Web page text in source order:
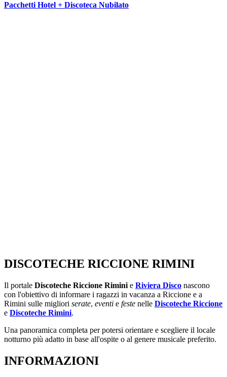
Pacchetti Hotel + Discoteca Nubilato
DISCOTECHE RICCIONE RIMINI
Il portale Discoteche Riccione Rimini e Riviera Disco nascono
con l'obiettivo di informare i ragazzi in vacanza a Riccione e a
Rimini sulle migliori serate, eventi e feste nelle Discoteche Riccione
e Discoteche Rimini.
Una panoramica completa per potersi orientare e scegliere il locale
notturno più adatto in base all'ospite o al genere musicale preferito.
INFORMAZIONI